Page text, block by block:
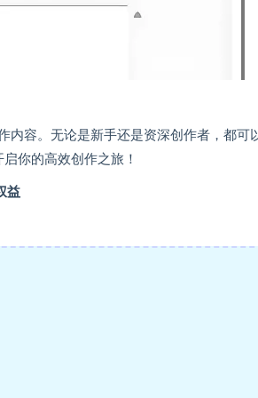
内容。无论是新手还是资深创作者，都可
你的高效创作之旅！
益